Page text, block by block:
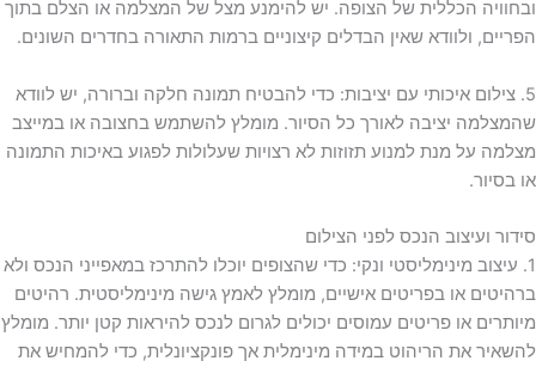
ובחוויה הכללית של הצופה. יש להימנע מצל של המצלמה או הצלם בתוך
הפריים, ולוודא שאין הבדלים קיצוניים ברמות התאורה בחדרים השונים.
5. צילום איכותי עם יציבות: כדי להבטיח תמונה חלקה וברורה, יש לוודא
שהמצלמה יציבה לאורך כל הסיור. מומלץ להשתמש בחצובה או במייצב
מצלמה על מנת למנוע תזוזות לא רצויות שעלולות לפגוע באיכות התמונה
או בסיור.
סידור ועיצוב הנכס לפני הצילום
1. עיצוב מינימליסטי ונקי: כדי שהצופים יוכלו להתרכז במאפייני הנכס ולא
ברהיטים או בפריטים אישיים, מומלץ לאמץ גישה מינימליסטית. רהיטים
מיותרים או פריטים עמוסים יכולים לגרום לנכס להיראות קטן יותר. מומלץ
להשאיר את הריהוט במידה מינימלית אך פונקציונלית, כדי להמחיש את